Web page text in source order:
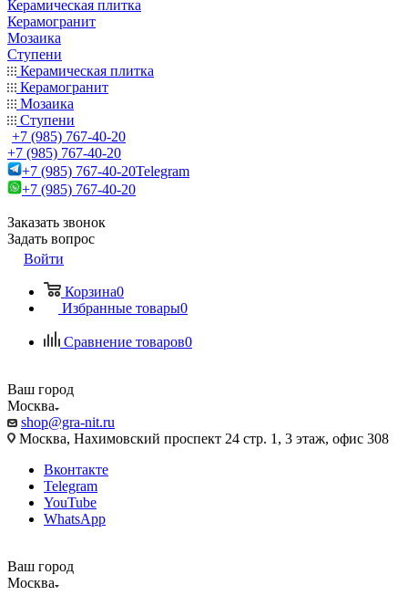
Керамическая плитка
Керамогранит
Мозаика
Ступени
Керамическая плитка
Керамогранит
Мозаика
Ступени
+7 (985) 767-40-20
+7 (985) 767-40-20
+7 (985) 767-40-20Telegram
+7 (985) 767-40-20
Заказать звонок
Задать вопрос
Войти
Корзина0
Избранные товары0
Сравнение товаров0
Ваш город
Москва
shop@gra-nit.ru
Москва, Нахимовский проспект 24 стр. 1, 3 этаж, офис 308
Вконтакте
Telegram
YouTube
WhatsApp
Ваш город
Москва